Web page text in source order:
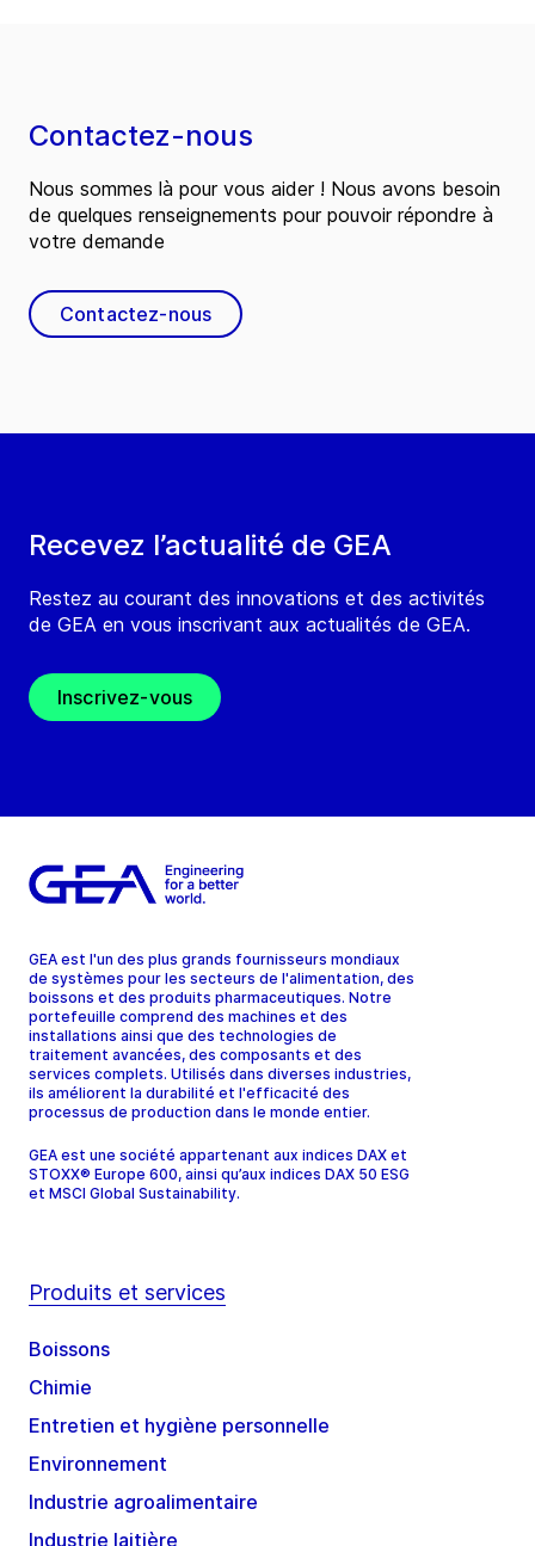
Recevez l’actualité de GEA
Restez au courant des innovations et des activités
de GEA en vous inscrivant aux actualités de GEA.
Inscrivez-vous
Contactez-nous
Nous sommes là pour vous aider ! Nous avons besoin
de quelques renseignements pour pouvoir répondre à
votre demande
Contactez-nous
GEA est l'un des plus grands fournisseurs mondiaux
de systèmes pour les secteurs de l'alimentation, des
boissons et des produits pharmaceutiques. Notre
portefeuille comprend des machines et des
installations ainsi que des technologies de
traitement avancées, des composants et des
services complets. Utilisés dans diverses industries,
ils améliorent la durabilité et l'efficacité des
processus de production dans le monde entier.
GEA est une société appartenant aux indices DAX et
STOXX® Europe 600, ainsi qu’aux indices DAX 50 ESG
et MSCI Global Sustainability.
Produits et services
Boissons
Chimie
Entretien et hygiène personnelle
Environnement
Industrie agroalimentaire
Industrie laitière